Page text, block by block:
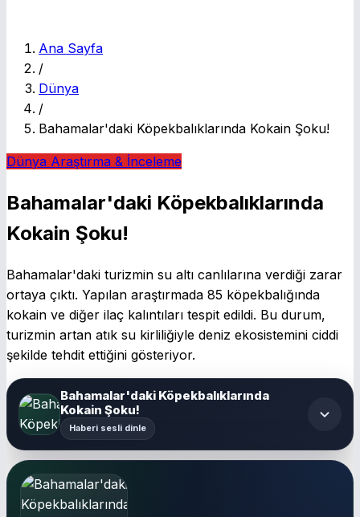
Ana Sayfa
/
Dünya
/
Bahamalar'daki Köpekbalıklarında Kokain Şoku!
Dünya Araştırma & İnceleme
Bahamalar'daki Köpekbalıklarında
Kokain Şoku!
Bahamalar'daki turizmin su altı canlılarına verdiği zarar
ortaya çıktı. Yapılan araştırmada 85 köpekbalığında
kokain ve diğer ilaç kalıntıları tespit edildi. Bu durum,
turizmin artan atık su kirliliğiyle deniz ekosistemini ciddi
şekilde tehdit ettiğini gösteriyor.
Bahamalar'daki Köpekbalıklarında
Kokain Şoku!
Haberi sesli dinle